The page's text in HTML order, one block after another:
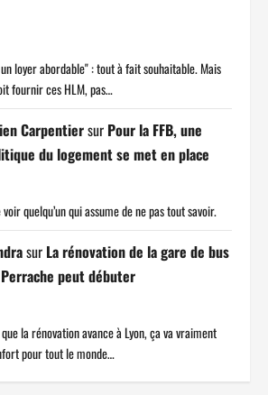
loyer abordable" : tout à fait souhaitable. Mais
fournir ces HLM, pas…
Carpentiersur Pour la FFB, une
du logement se met en place
quelqu’un qui assume de ne pas tout savoir.
sur La rénovation de la gare de bus
peut débuter
la rénovation avance à Lyon, ça va vraiment
pour tout le monde…